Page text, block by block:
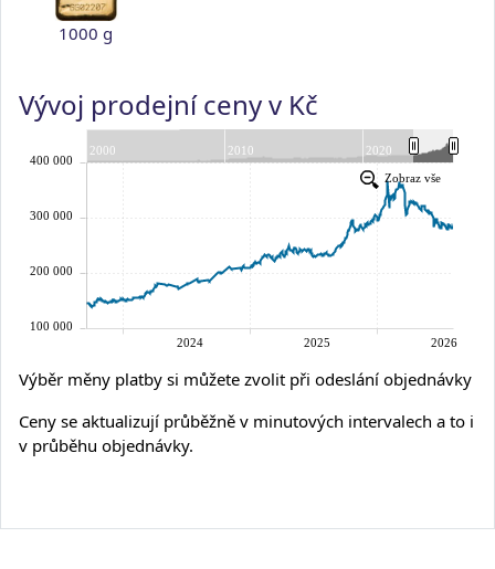
1000 g
Vývoj prodejní ceny v Kč
Výběr měny platby si můžete zvolit při odeslání objednávky
Ceny se aktualizují průběžně v minutových intervalech a to i
v průběhu objednávky.